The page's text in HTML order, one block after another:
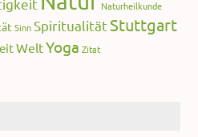
Naturheilkunde
Sinn SpiritualitätStuttgart
WeltYoga Zitat